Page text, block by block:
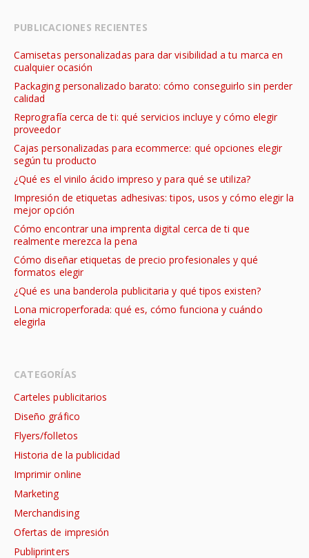
PUBLICACIONES RECIENTES
Camisetas personalizadas para dar visibilidad a tu marca en
cualquier ocasión
Packaging personalizado barato: cómo conseguirlo sin perder
calidad
Reprografía cerca de ti: qué servicios incluye y cómo elegir
proveedor
Cajas personalizadas para ecommerce: qué opciones elegir
según tu producto
¿Qué es el vinilo ácido impreso y para qué se utiliza?
Impresión de etiquetas adhesivas: tipos, usos y cómo elegir la
mejor opción
Cómo encontrar una imprenta digital cerca de ti que
realmente merezca la pena
Cómo diseñar etiquetas de precio profesionales y qué
formatos elegir
¿Qué es una banderola publicitaria y qué tipos existen?
Lona microperforada: qué es, cómo funciona y cuándo
elegirla
CATEGORÍAS
Carteles publicitarios
Diseño gráfico
Flyers/folletos
Historia de la publicidad
Imprimir online
Marketing
Merchandising
Ofertas de impresión
Publiprinters